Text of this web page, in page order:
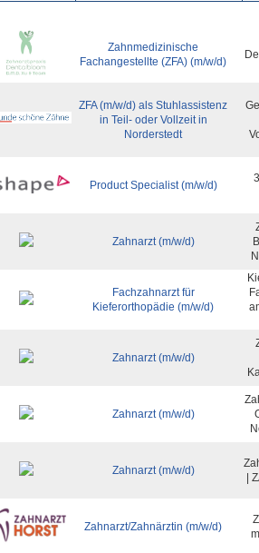
Zahnmedizinische
Fachangestellte (ZFA) (m/w/d)
ZFA (m/w/d) als Stuhlassistenz
in Teil- oder Vollzeit in
Norderstedt
Product Specialist (m/w/d)
Zahnarzt (m/w/d)
Fachzahnarzt für
Kieferorthopädie (m/w/d)
Zahnarzt (m/w/d)
Zahnarzt (m/w/d)
Zahnarzt (m/w/d)
|
Zahnarzt/Zahnärztin (m/w/d)